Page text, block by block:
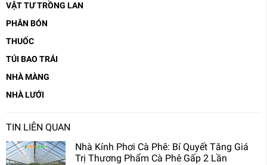
VẬT TƯ TRỒNG LAN
PHÂN BÓN
THUỐC
TÚI BAO TRÁI
NHÀ MÀNG
NHÀ LƯỚI
TIN LIÊN QUAN
Nhà Kính Phơi Cà Phê: Bí Quyết Tăng Giá
Trị Thương Phẩm Cà Phê Gấp 2 Lần